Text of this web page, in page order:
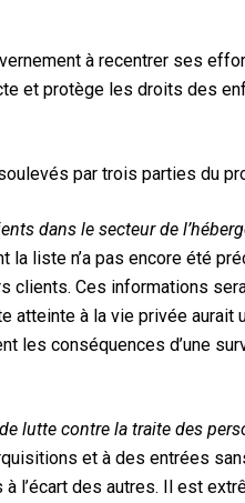
à recentrer ses
et protège les droits des
par trois parties du
dans le secteur de
liste n’a pas encore été
clients. Ces informations
atteinte à la vie privée aurait
les conséquences d’une
lutte contre la traite des
et à des entrées
l’écart des autres. Il est